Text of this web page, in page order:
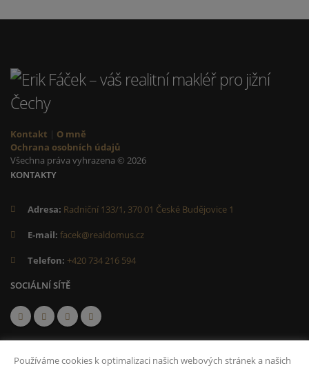
Kontakt | O mně
Ochrana osobních údajů
Všechna práva vyhrazena © 2026
KONTAKTY
Adresa: Radniční 133/1, 370 01 České Budějovice 1
E-mail: facek@realdomus.cz
Telefon: +420 734 216 594
SOCIÁLNÍ SÍTĚ
Používáme cookies k optimalizaci našich webových stránek a našich